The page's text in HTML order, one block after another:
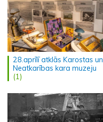
28.aprīlī atklās Karostas un
Neatkarības kara muzeju
(1)